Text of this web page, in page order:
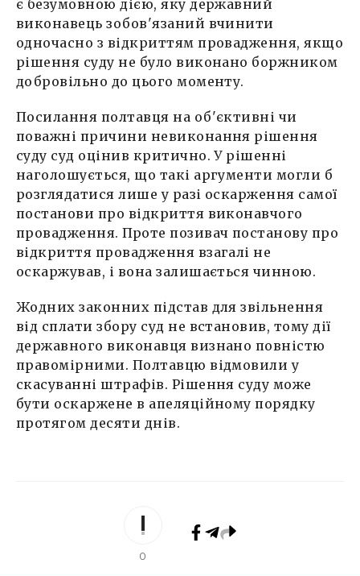
є безумовною дією, яку державний
виконавець зобов'язаний вчинити
одночасно з відкриттям провадження, якщо
рішення суду не було виконано боржником
добровільно до цього моменту.
Посилання полтавця на об'єктивні чи
поважні причини невиконання рішення
суду суд оцінив критично. У рішенні
наголошується, що такі аргументи могли б
розглядатися лише у разі оскарження самої
постанови про відкриття виконавчого
провадження. Проте позивач постанову про
відкриття провадження взагалі не
оскаржував, і вона залишається чинною.
Жодних законних підстав для звільнення
від сплати збору суд не встановив, тому дії
державного виконавця визнано повністю
правомірними. Полтавцю відмовили у
скасуванні штрафів. Рішення суду може
бути оскаржене в апеляційному порядку
протягом десяти днів.
0